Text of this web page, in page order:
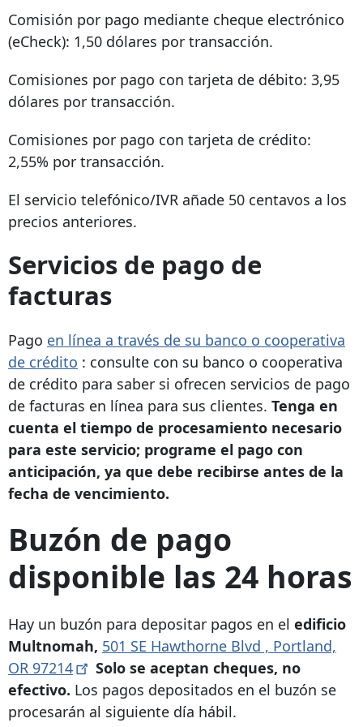
Comisión por pago mediante cheque electrónico
(eCheck): 1,50 dólares por transacción.
Comisiones por pago con tarjeta de débito: 3,95
dólares por transacción.
Comisiones por pago con tarjeta de crédito:
2,55% por transacción.
El servicio telefónico/IVR añade 50 centavos a los
precios anteriores.
Servicios de pago de
facturas
Pago en línea a través de su banco o cooperativa
de crédito : consulte con su banco o cooperativa
de crédito para saber si ofrecen servicios de pago
de facturas en línea para sus clientes. Tenga en
cuenta el tiempo de procesamiento necesario
para este servicio; programe el pago con
anticipación, ya que debe recibirse antes de la
fecha de vencimiento.
Buzón de pago
disponible las 24 horas
Hay un buzón para depositar pagos en el edificio
Multnomah, 501 SE Hawthorne Blvd , Portland,
OR 97214
Solo se aceptan cheques, no
efectivo. Los pagos depositados en el buzón se
procesarán al siguiente día hábil.